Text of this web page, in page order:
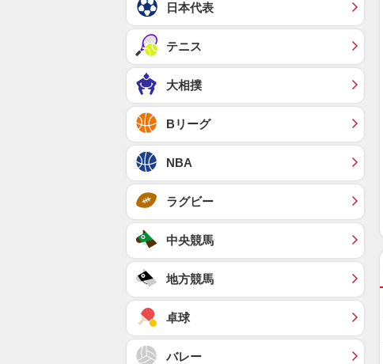
日本代表
テニス
大相撲
Bリーグ
NBA
ラグビー
中央競馬
地方競馬
卓球
バレー